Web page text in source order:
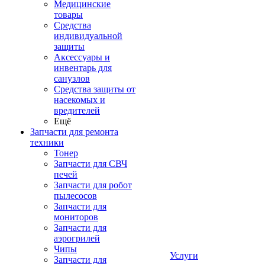
Медицинские
товары
Средства
индивидуальной
защиты
Аксессуары и
инвентарь для
санузлов
Средства защиты от
насекомых и
вредителей
Ещё
Запчасти для ремонта
техники
Тонер
Запчасти для СВЧ
печей
Запчасти для робот
пылесосов
Запчасти для
мониторов
Запчасти для
аэрогрилей
Чипы
Запчасти для
Услуги